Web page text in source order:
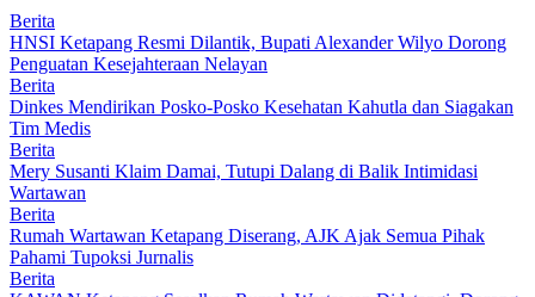
Berita
HNSI Ketapang Resmi Dilantik, Bupati Alexander Wilyo Dorong
Penguatan Kesejahteraan Nelayan
Berita
Dinkes Mendirikan Posko-Posko Kesehatan Kahutla dan Siagakan
Tim Medis
Berita
Mery Susanti Klaim Damai, Tutupi Dalang di Balik Intimidasi
Wartawan
Berita
Rumah Wartawan Ketapang Diserang, AJK Ajak Semua Pihak
Pahami Tupoksi Jurnalis
Berita